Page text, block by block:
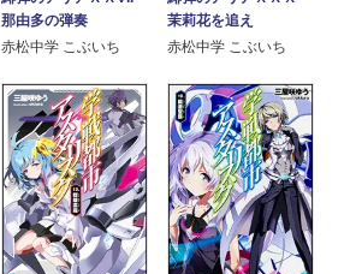
那由多の弾奏
赤松中学 こぶいち
茉莉花を追え
赤松中学 こぶいち